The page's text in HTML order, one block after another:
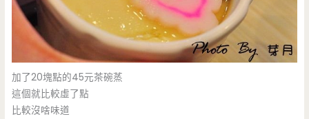
加了20塊點的45元茶碗蒸
這個就比較虛了點
比較沒啥味道